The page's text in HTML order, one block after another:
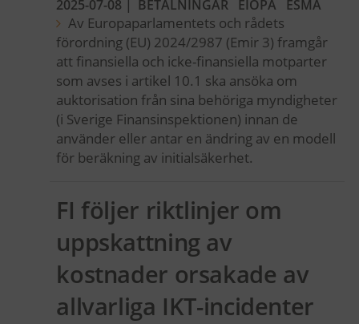
2025-07-08 BETALNINGAR EIOPA ESMA
Av Europaparlamentets och rådets
förordning (EU) 2024/2987 (Emir 3) framgår
att finansiella och icke-finansiella motparter
som avses i artikel 10.1 ska ansöka om
auktorisation från sina behöriga myndigheter
(i Sverige Finansinspektionen) innan de
använder eller antar en ändring av en modell
för beräkning av initialsäkerhet.
FI följer riktlinjer om
uppskattning av
kostnader orsakade av
allvarliga IKT-incidenter